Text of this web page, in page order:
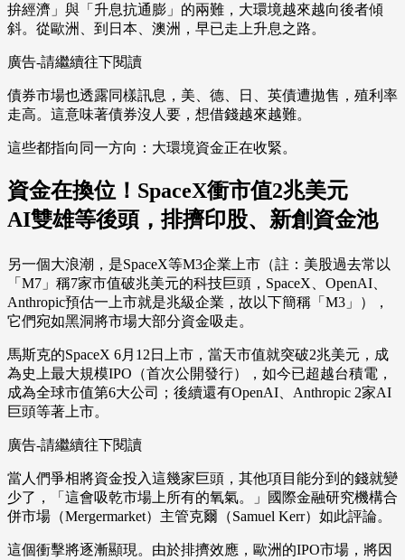
拚經濟」與「升息抗通膨」的兩難，大環境越來越向後者傾
斜。從歐洲、到日本、澳洲，早已走上升息之路。
廣告-請繼續往下閱讀
債券市場也透露同樣訊息，美、德、日、英債遭拋售，殖利率
走高。這意味著債券沒人要，想借錢越來越難。
這些都指向同一方向：大環境資金正在收緊。
資金在換位！SpaceX衝市值2兆美元
AI雙雄等後頭，排擠印股、新創資金池
另一個大浪潮，是SpaceX等M3企業上市（註：美股過去常以
「M7」稱7家市值破兆美元的科技巨頭，SpaceX、OpenAI、
Anthropic預估一上市就是兆級企業，故以下簡稱「M3」），
它們宛如黑洞將市場大部分資金吸走。
馬斯克的SpaceX 6月12日上市，當天市值就突破2兆美元，成
為史上最大規模IPO（首次公開發行），如今已超越台積電，
成為全球市值第6大公司；後續還有OpenAI、Anthropic 2家AI
巨頭等著上市。
廣告-請繼續往下閱讀
當人們爭相將資金投入這幾家巨頭，其他項目能分到的錢就變
少了，「這會吸乾市場上所有的氧氣。」國際金融研究機構合
併市場（Mergermarket）主管克爾（Samuel Kerr）如此評論。
這個衝擊將逐漸顯現。由於排擠效應，歐洲的IPO市場，將因